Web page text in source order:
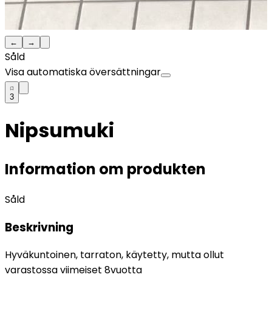
← →
Såld
Visa automatiska översättningar
3
Nipsumuki
Information om produkten
Såld
Beskrivning
Hyväkuntoinen, tarraton, käytetty, mutta ollut
varastossa viimeiset 8vuotta